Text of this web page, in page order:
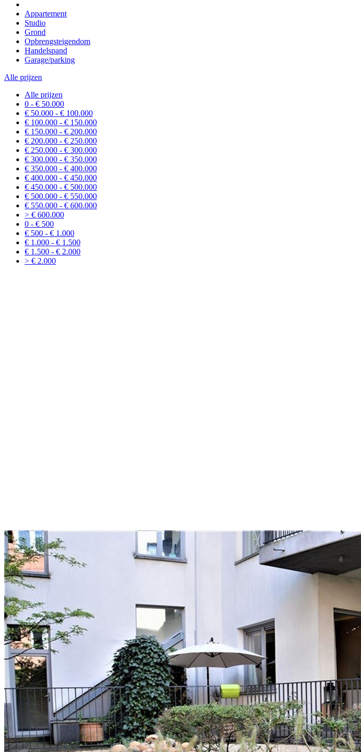
Appartement
Studio
Grond
Opbrengsteigendom
Handelspand
Garage/parking
Alle prijzen
Alle prijzen
0 - € 50.000
€ 50.000 - € 100.000
€ 100.000 - € 150.000
€ 150.000 - € 200.000
€ 200.000 - € 250.000
€ 250.000 - € 300.000
€ 300.000 - € 350.000
€ 350.000 - € 400.000
€ 400.000 - € 450.000
€ 450.000 - € 500.000
€ 500.000 - € 550.000
€ 550.000 - € 600.000
> € 600.000
0 - € 500
€ 500 - € 1.000
€ 1.000 - € 1.500
€ 1.500 - € 2.000
> € 2.000